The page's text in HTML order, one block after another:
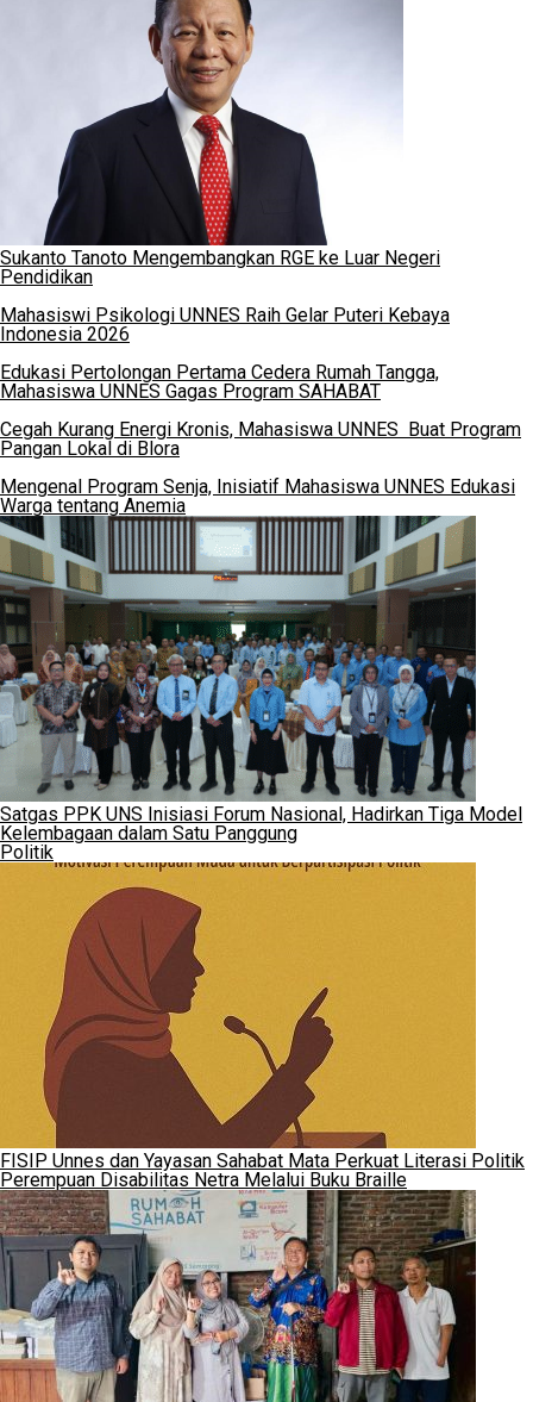
Sukanto Tanoto Mengembangkan RGE ke Luar Negeri
Pendidikan
Mahasiswi Psikologi UNNES Raih Gelar Puteri Kebaya
Indonesia 2026
Edukasi Pertolongan Pertama Cedera Rumah Tangga,
Mahasiswa UNNES Gagas Program SAHABAT
Cegah Kurang Energi Kronis, Mahasiswa UNNES Buat Program
Pangan Lokal di Blora
Mengenal Program Senja, Inisiatif Mahasiswa UNNES Edukasi
Warga tentang Anemia
Satgas PPK UNS Inisiasi Forum Nasional, Hadirkan Tiga Model
Kelembagaan dalam Satu Panggung
Politik
FISIP Unnes dan Yayasan Sahabat Mata Perkuat Literasi Politik
Perempuan Disabilitas Netra Melalui Buku Braille